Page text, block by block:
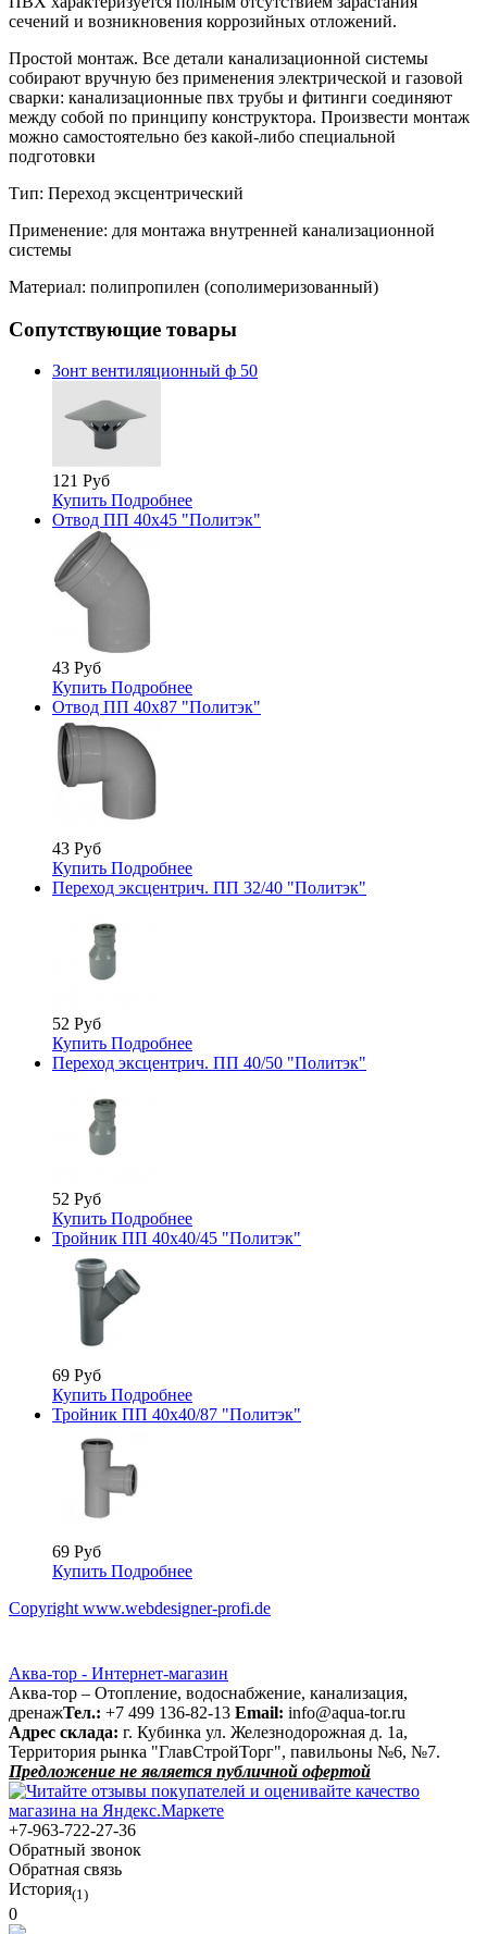
сечений и возникновения коррозийных отложений.
Простой монтаж. Все детали канализационной системы
собирают вручную без применения электрической и газовой
сварки: канализационные пвх трубы и фитинги соединяют
между собой по принципу конструктора. Произвести монтаж
можно самостоятельно без какой-либо специальной
подготовки
Тип: Переход эксцентрический
Применение: для монтажа внутренней канализационной
системы
Материал: полипропилен (сополимеризованный)
Сопутствующие товары
Зонт вентиляционный ф 50
121 Руб
Купить Подробнее
Отвод ПП 40х45 "Политэк"
43 Руб
Купить Подробнее
Отвод ПП 40х87 "Политэк"
43 Руб
Купить Подробнее
Переход эксцентрич. ПП 32/40 "Политэк"
52 Руб
Купить Подробнее
Переход эксцентрич. ПП 40/50 "Политэк"
52 Руб
Купить Подробнее
Тройник ПП 40х40/45 "Политэк"
69 Руб
Купить Подробнее
Тройник ПП 40х40/87 "Политэк"
69 Руб
Купить Подробнее
Copyright www.webdesigner-profi.de
Аква-тор - Интернет-магазин
Аква-тор – Отопление, водоснабжение, канализация,
дренажТел.: +7 499 136-82-13 Email: info@aqua-tor.ru
Адрес склада: г. Кубинка ул. Железнодорожная д. 1а,
Территория рынка "ГлавСтройТорг", павильоны №6, №7.
Предложение не является публичной офертой
+7-963-722-27-36
Обратный звонок
Обратная связь
История(1)
0